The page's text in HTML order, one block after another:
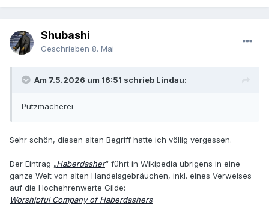
Shubashi
Geschrieben 8. Mai
Am 7.5.2026 um 16:51 schrieb Lindau:
Putzmacherei
Sehr schön, diesen alten Begriff hatte ich völlig vergessen.
Der Eintrag „Haberdasher“ führt in Wikipedia übrigens in eine
ganze Welt von alten Handelsgebräuchen, inkl. eines Verweises
auf die Hochehrenwerte Gilde:
Worshipful Company of Haberdashers